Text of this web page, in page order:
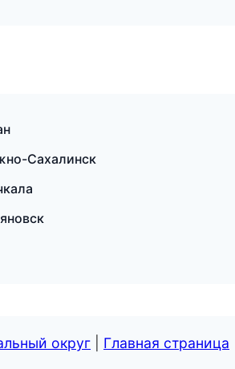
Сахалинск
округ Главная страница